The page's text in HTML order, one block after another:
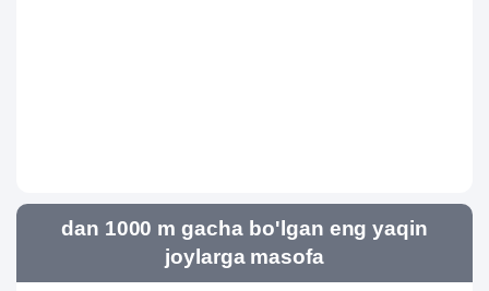
dan 1000 m gacha bo'lgan eng yaqin
joylarga masofa